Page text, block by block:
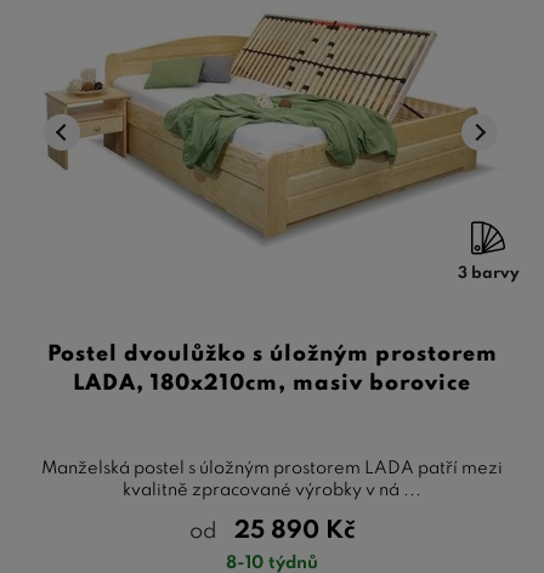
3 barvy
Postel dvoulůžko s úložným prostorem
LADA, 180x210cm, masiv borovice
Manželská postel s úložným prostorem LADA patří mezi
kvalitně zpracované výrobky v ná ...
od 25 890 Kč
8-10 týdnů